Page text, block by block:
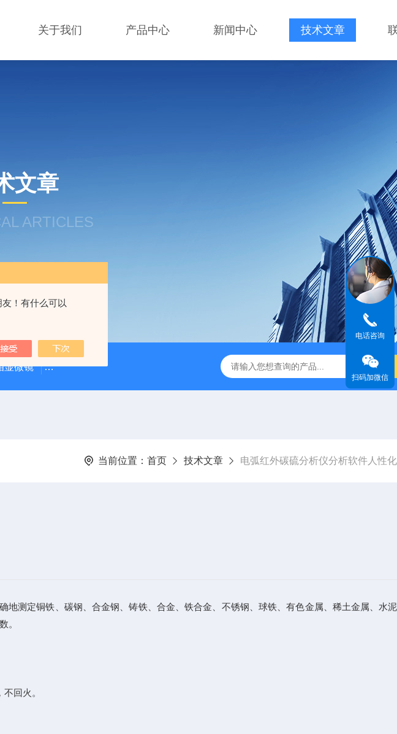
！有什么可以
关于我们 产品中心 新闻中心 技术文章
文章
ARTICLES
显微镜 DJ-XM1000金相图像分析仪 DJ-MIAS金相仪 DJ-MIAS金相图像分析软件
当前位置： 首页 技术文章 电弧红外碳硫分析仪分析软件人性
测定铜铁、碳钢、合金钢、铸铁、合金、铁合金、不锈钢、球铁、有色金属、稀土金属、水
。
回火。
电话咨询
扫码加微信